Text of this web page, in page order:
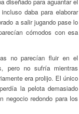
daba para elaborar
a salir jugando pase lo
cómodos con esa
no parecían fluir en el
pero no sufría mientras
era prolijo. El único
la pelota demasiado
negocio redondo para los